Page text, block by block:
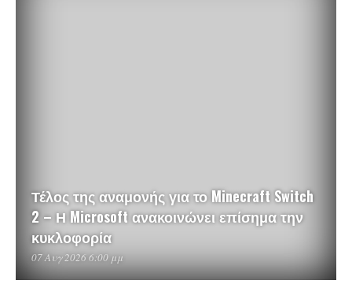
Τέλος της αναμονής για το Minecraft Switch
2 – Η Microsoft ανακοινώνει επίσημα την
κυκλοφορία
07 Αυγ 2026 6:00 μμ